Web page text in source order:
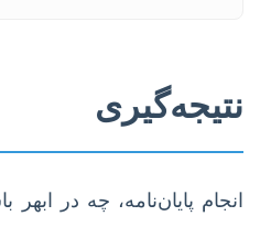
نتیجه‌گیری
انجام پایان‌نامه، چه در